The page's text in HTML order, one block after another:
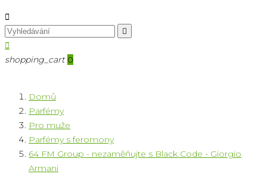



shopping_cart 0
Domů
Parfémy
Pro muže
Parfémy s feromony
64 FM Group - nezaměňujte s Black Code - Giorgio
Armani